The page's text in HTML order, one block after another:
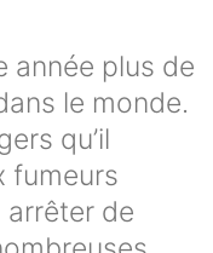
année plus de
le monde.
qu’il
fumeurs
de